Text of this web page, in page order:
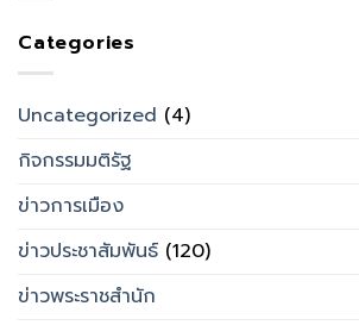
Categories
Uncategorized (4)
กิจกรรมมติรัฐ
ข่าวการเมือง
ข่าวประชาสัมพันธ์ (120)
ข่าวพระราชสำนัก